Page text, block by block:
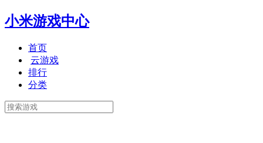
小米游戏中心
首页
云游戏
排行
分类